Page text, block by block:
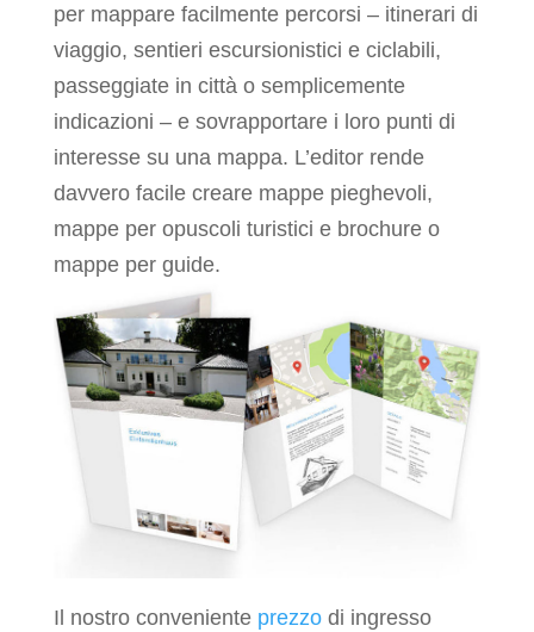
per mappare facilmente percorsi – itinerari di
viaggio, sentieri escursionistici e ciclabili,
passeggiate in città o semplicemente
indicazioni – e sovrapportare i loro punti di
interesse su una mappa. L’editor rende
davvero facile creare mappe pieghevoli,
mappe per opuscoli turistici e brochure o
mappe per guide.
Il nostro conveniente prezzodi ingresso